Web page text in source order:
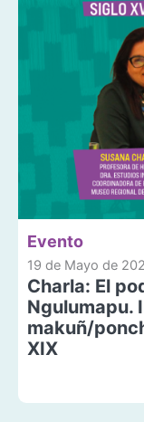
Evento
19 de Mayo de
Charla: El
Ngulumapu.
makuñ/
XIX